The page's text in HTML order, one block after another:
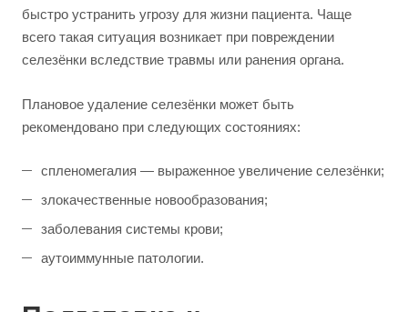
быстро устранить угрозу для жизни пациента. Чаще
всего такая ситуация возникает при повреждении
селезёнки вследствие травмы или ранения органа.
Плановое удаление селезёнки может быть
рекомендовано при следующих состояниях:
спленомегалия — выраженное увеличение селезёнки;
злокачественные новообразования;
заболевания системы крови;
аутоиммунные патологии.